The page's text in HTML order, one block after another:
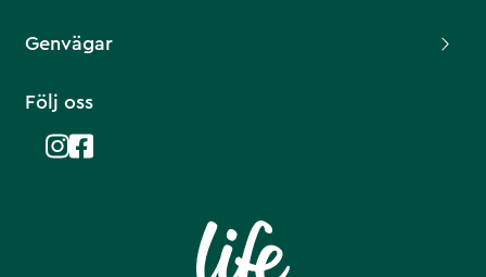
Genvägar
Följ oss